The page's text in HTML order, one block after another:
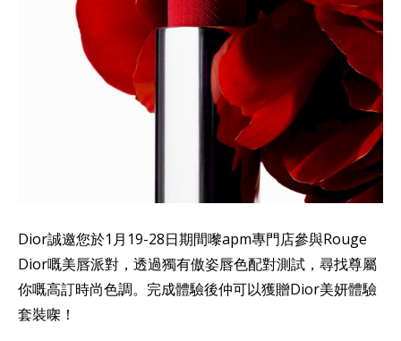
Dior誠邀您於1月19-28日期間嚟apm專門店參與Rouge
Dior嘅美唇派對，透過獨有傲姿唇色配對測試，尋找尊屬
你嘅高訂時尚色調。完成體驗後仲可以獲贈Dior美妍體驗
套裝㗎！